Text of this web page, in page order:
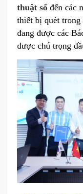
thuật số đến các
thiết bị quét
đang được các
được chú trọng